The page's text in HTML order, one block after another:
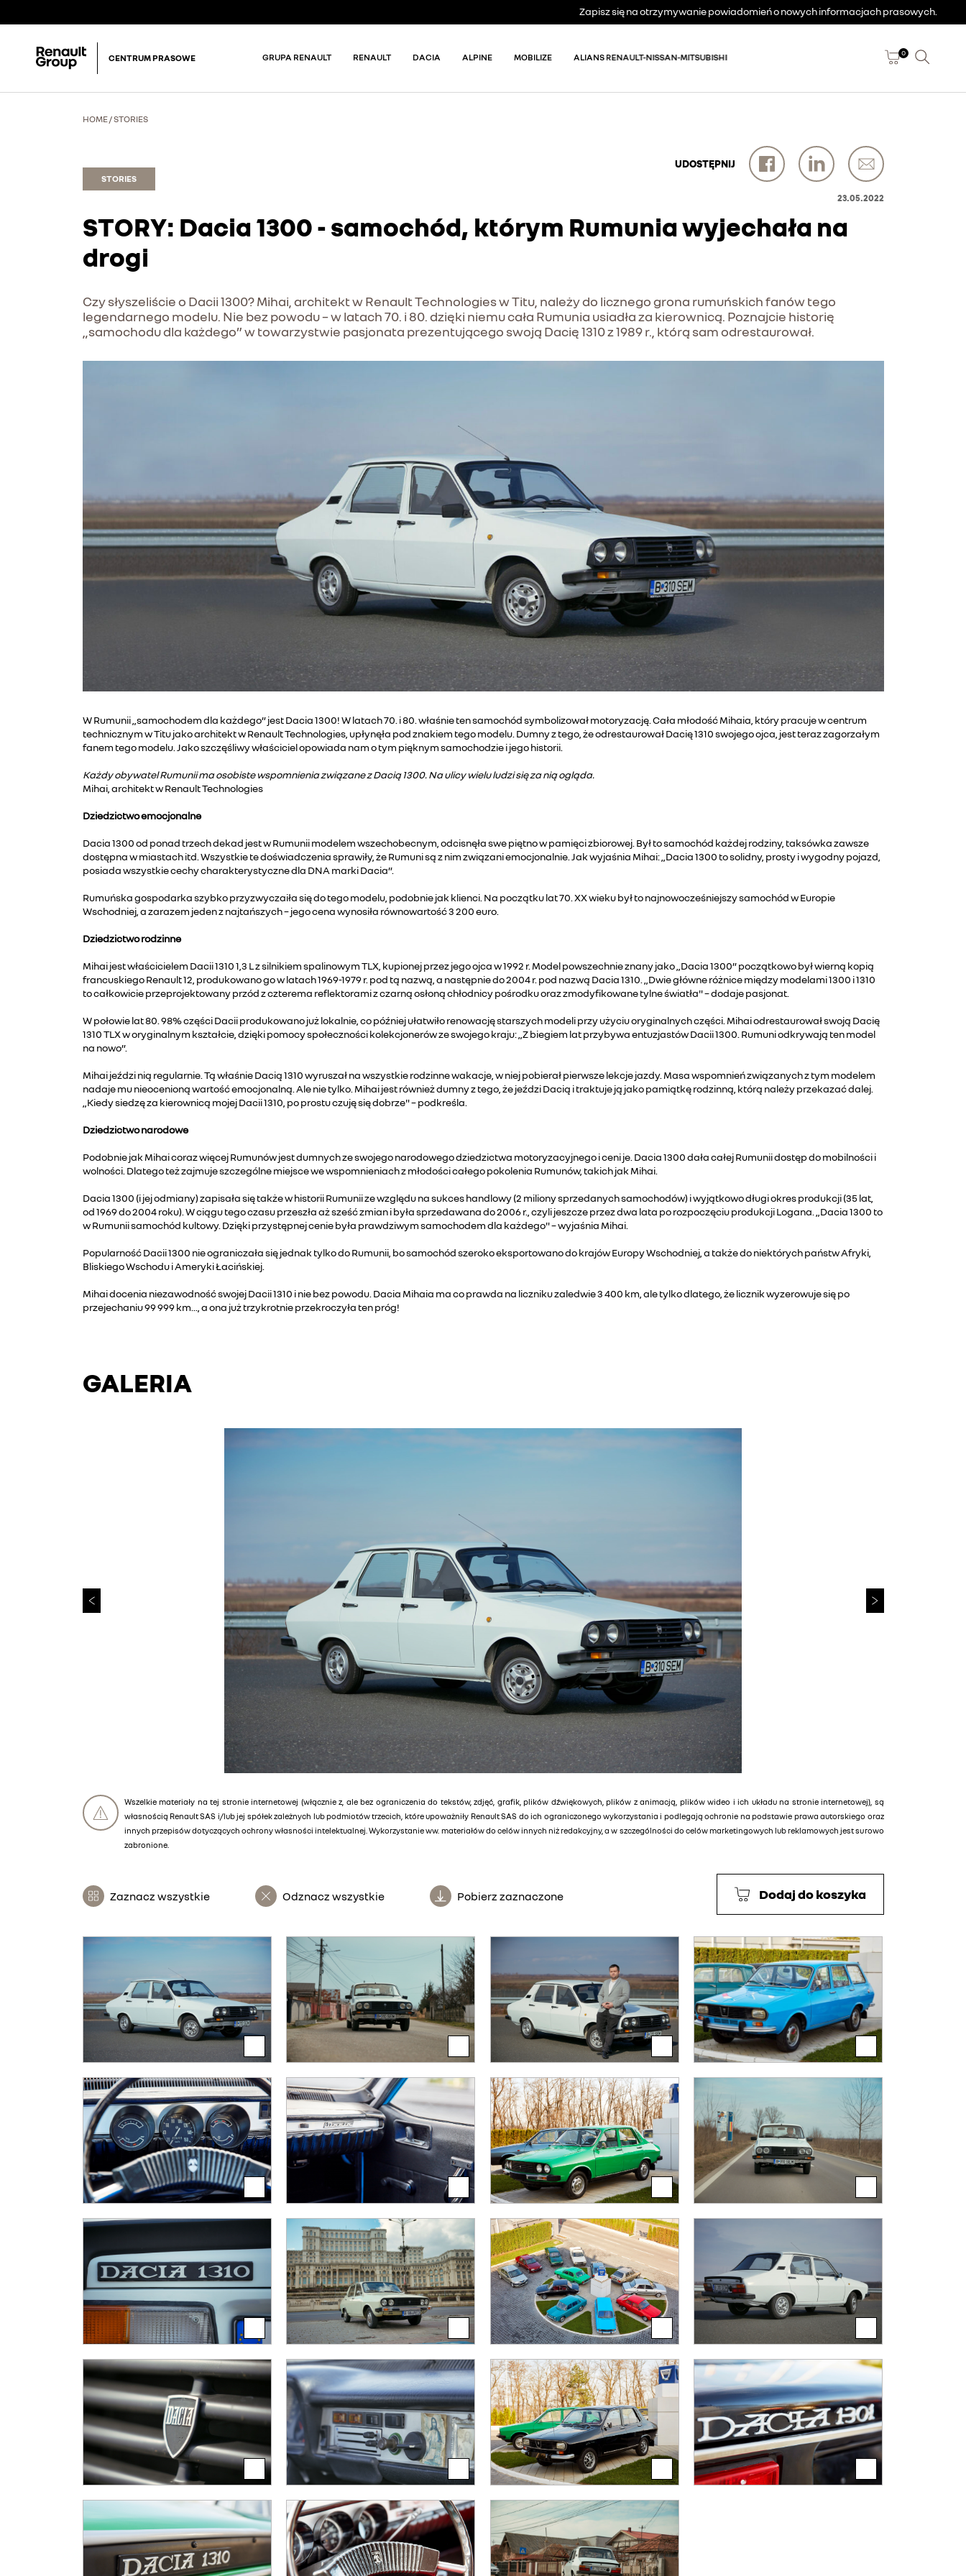
Zapisz się na otrzymywanie powiadomień o nowych informacjach prasowych.
CENTRUM PRASOWE GRUPA RENAULT RENAULT DACIA ALPINE MOBILIZE ALIANS RENAULT-NISSAN-MITSUBISHI 0
HOME/STORIES
STORIES
UDOSTĘPNIJ
23.05.2022
STORY: Dacia 1300 - samochód, którym Rumunia wyjechała na
drogi
Czy słyszeliście o Dacii 1300? Mihai, architekt w Renault Technologies w Titu, należy do licznego grona rumuńskich fanów tego
legendarnego modelu. Nie bez powodu – w latach 70. i 80. dzięki niemu cała Rumunia usiadła za kierownicą. Poznajcie historię
„samochodu dla każdego” w towarzystwie pasjonata prezentującego swoją Dacię 1310 z 1989 r., którą sam odrestaurował.
W Rumunii „samochodem dla każdego” jest Dacia 1300! W latach 70. i 80. właśnie ten samochód symbolizował motoryzację. Cała młodość Mihaia, który pracuje w centrum
technicznym w Titu jako architekt w Renault Technologies, upłynęła pod znakiem tego modelu. Dumny z tego, że odrestaurował Dacię 1310 swojego ojca, jest teraz zagorzałym
fanem tego modelu. Jako szczęśliwy właściciel opowiada nam o tym pięknym samochodzie i jego historii.
Każdy obywatel Rumunii ma osobiste wspomnienia związane z Dacią 1300. Na ulicy wielu ludzi się za nią ogląda.
Mihai, architekt w Renault Technologies
Dziedzictwo emocjonalne
Dacia 1300 od ponad trzech dekad jest w Rumunii modelem wszechobecnym, odcisnęła swe piętno w pamięci zbiorowej. Był to samochód każdej rodziny, taksówka zawsze
dostępna w miastach itd. Wszystkie te doświadczenia sprawiły, że Rumuni są z nim związani emocjonalnie. Jak wyjaśnia Mihai: „Dacia 1300 to solidny, prosty i wygodny pojazd,
posiada wszystkie cechy charakterystyczne dla DNA marki Dacia”.
Rumuńska gospodarka szybko przyzwyczaiła się do tego modelu, podobnie jak klienci. Na początku lat 70. XX wieku był to najnowocześniejszy samochód w Europie
Wschodniej, a zarazem jeden z najtańszych – jego cena wynosiła równowartość 3 200 euro.
Dziedzictwo rodzinne
Mihai jest właścicielem Dacii 1310 1,3 L z silnikiem spalinowym TLX, kupionej przez jego ojca w 1992 r. Model powszechnie znany jako „Dacia 1300” początkowo był wierną kopią
francuskiego Renault 12, produkowano go w latach 1969-1979 r. pod tą nazwą, a następnie do 2004 r. pod nazwą Dacia 1310. „Dwie główne różnice między modelami 1300 i 1310
to całkowicie przeprojektowany przód z czterema reflektorami z czarną osłoną chłodnicy pośrodku oraz zmodyfikowane tylne światła" – dodaje pasjonat.
W połowie lat 80. 98% części Dacii produkowano już lokalnie, co później ułatwiło renowację starszych modeli przy użyciu oryginalnych części. Mihai odrestaurował swoją Dacię
1310 TLX w oryginalnym kształcie, dzięki pomocy społeczności kolekcjonerów ze swojego kraju: „Z biegiem lat przybywa entuzjastów Dacii 1300. Rumuni odkrywają ten model
na nowo”.
Mihai jeździ nią regularnie. Tą właśnie Dacią 1310 wyruszał na wszystkie rodzinne wakacje, w niej pobierał pierwsze lekcje jazdy. Masa wspomnień związanych z tym modelem
nadaje mu nieocenioną wartość emocjonalną. Ale nie tylko. Mihai jest również dumny z tego, że jeździ Dacią i traktuje ją jako pamiątkę rodzinną, którą należy przekazać dalej.
„Kiedy siedzę za kierownicą mojej Dacii 1310, po prostu czuję się dobrze" – podkreśla.
Dziedzictwo narodowe
Podobnie jak Mihai coraz więcej Rumunów jest dumnych ze swojego narodowego dziedzictwa motoryzacyjnego i ceni je. Dacia 1300 dała całej Rumunii dostęp do mobilności i
wolności. Dlatego też zajmuje szczególne miejsce we wspomnieniach z młodości całego pokolenia Rumunów, takich jak Mihai.
Dacia 1300 (i jej odmiany) zapisała się także w historii Rumunii ze względu na sukces handlowy (2 miliony sprzedanych samochodów) i wyjątkowo długi okres produkcji (35 lat,
od 1969 do 2004 roku). W ciągu tego czasu przeszła aż sześć zmian i była sprzedawana do 2006 r., czyli jeszcze przez dwa lata po rozpoczęciu produkcji Logana. „Dacia 1300 to
w Rumunii samochód kultowy. Dzięki przystępnej cenie była prawdziwym samochodem dla każdego" – wyjaśnia Mihai.
Popularność Dacii 1300 nie ograniczała się jednak tylko do Rumunii, bo samochód szeroko eksportowano do krajów Europy Wschodniej, a także do niektórych państw Afryki,
Bliskiego Wschodu i Ameryki Łacińskiej.
Mihai docenia niezawodność swojej Dacii 1310 i nie bez powodu. Dacia Mihaia ma co prawda na liczniku zaledwie 3 400 km, ale tylko dlatego, że licznik wyzerowuje się po
przejechaniu 99 999 km..., a ona już trzykrotnie przekroczyła ten próg!
GALERIA
Wszelkie materiały na tej stronie internetowej (włącznie z, ale bez ograniczenia do tekstów, zdjęć, grafik, plików dźwiękowych, plików z animacją, plików wideo i ich układu na stronie internetowej), są
własnością Renault SAS i/lub jej spółek zależnych lub podmiotów trzecich, które upoważniły Renault SAS do ich ograniczonego wykorzystania i podlegają ochronie na podstawie prawa autorskiego oraz
innych przepisów dotyczących ochrony własności intelektualnej. Wykorzystanie ww. materiałów do celów innych niż redakcyjny, a w szczególności do celów marketingowych lub reklamowych jest surowo
zabronione.
Zaznacz wszystkie Odznacz wszystkie Pobierz zaznaczone Dodaj do koszyka